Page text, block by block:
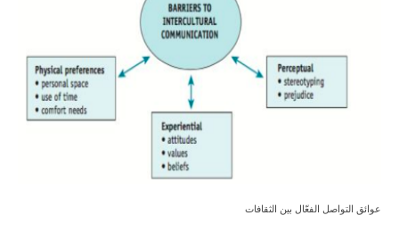
عوائق التواصل الفعّال بين الثقافات